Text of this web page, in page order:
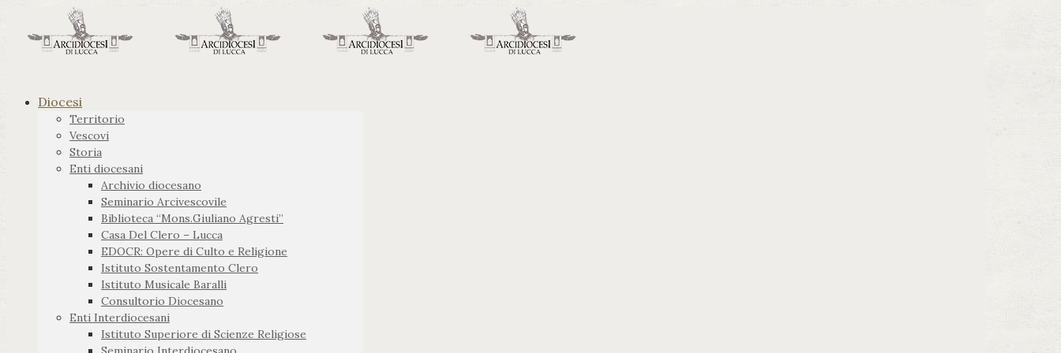
Diocesi
Territorio
Vescovi
Storia
Enti diocesani
Archivio diocesano
Seminario Arcivescovile
Biblioteca “Mons.Giuliano Agresti”
Casa Del Clero – Lucca
EDOCR: Opere di Culto e Religione
Istituto Sostentamento Clero
Istituto Musicale Baralli
Consultorio Diocesano
Enti Interdiocesani
Istituto Superiore di Scienze Religiose